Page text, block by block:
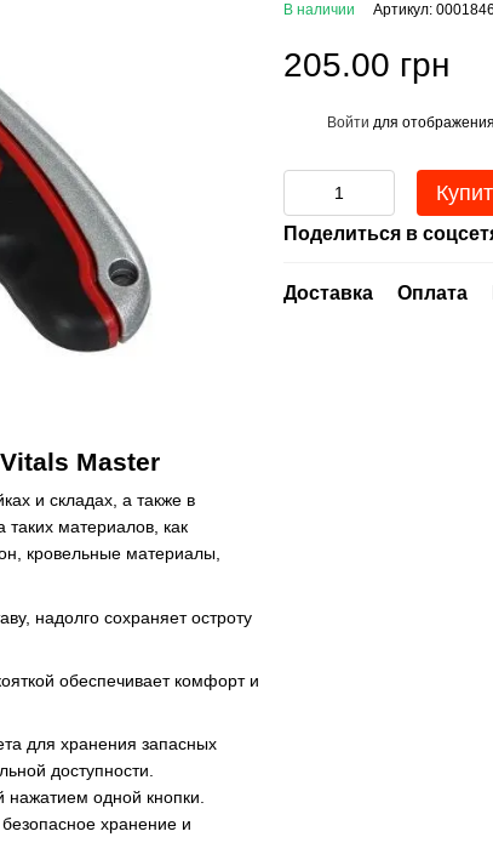
Master
и складах, а также в
материалов, как
кровельные материалы,
надолго сохраняет остроту
обеспечивает комфорт и
для хранения запасных
доступности.
нажатием одной кнопки.
хранение и
В наличии Артикул:
205.00 грн
Войти для
Поделиться в
Доставка Оплата